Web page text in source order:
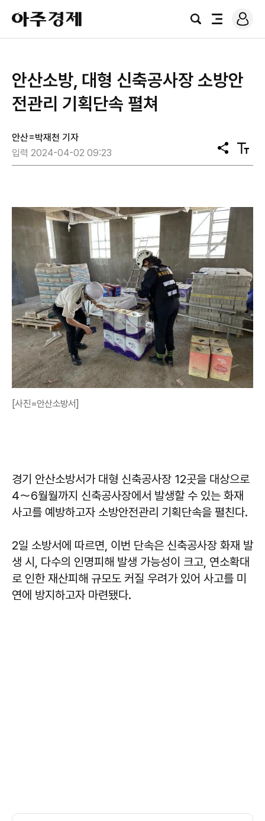
아
주
경
검
전
로
그
안산소방, 대형 신축공사장 소방안
전관리 기획단속 펼쳐
안산=박재천 기자
입력 2024-04-02 09:23
공
유
텍
스
[사진=안산소방서]
경기 안산소방서가 대형 신축공사장 12곳을 대상으로
4～6월월까지 신축공사장에서 발생할 수 있는 화재
사고를 예방하고자 소방안전관리 기획단속을 펼친다.
2일 소방서에 따르면, 이번 단속은 신축공사장 화재 발
생 시, 다수의 인명피해 발생 가능성이 크고, 연소확대
로 인한 재산피해 규모도 커질 우려가 있어 사고를 미
연에 방지하고자 마련됐다.